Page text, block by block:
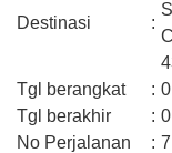
Destinasi :
Tgl berangkat
:
Tgl berakhir
:
No Perjalanan
: